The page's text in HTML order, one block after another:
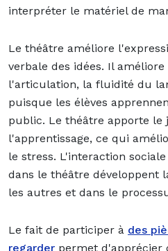
interpréter le matériel de
Le théâtre améliore
verbale des idées. Il
l'articulation, la fluidité du
puisque les élèves
public. Le théâtre apporte
l'apprentissage, ce qui
le stress. L'interaction
dans le théâtre développent
les autres et dans le
Le fait de participer à des
regarder permet d'apprécier